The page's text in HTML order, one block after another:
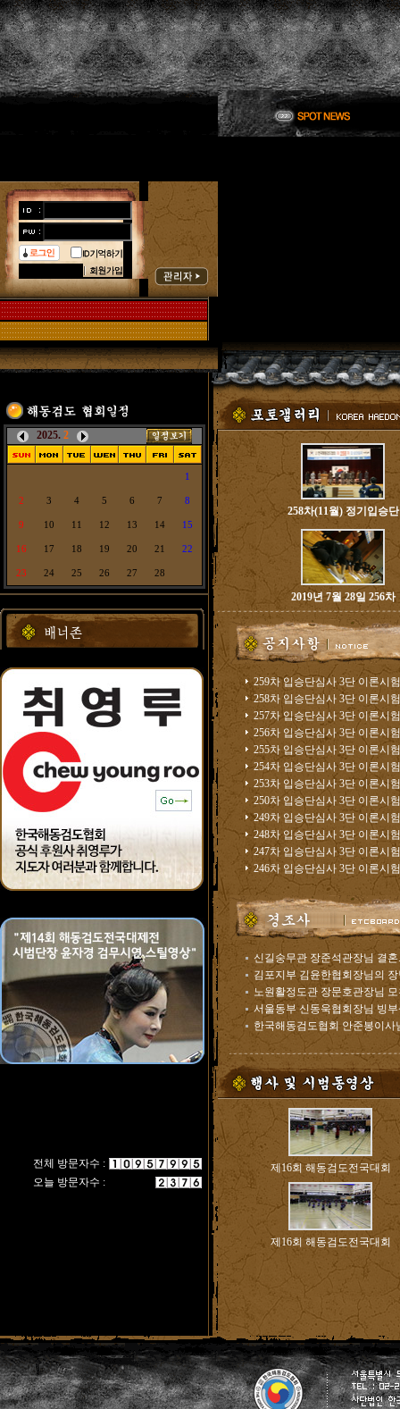
한국해
2025. 2
1
2 3 4 5 6 7 8
9 10 11 12 13 14 15
16 17 18 19 20 21 22
23 24 25 26 27 28
전체 방문자수 :
오늘 방문자수 :
258차(11월) 정기입승단
2019년 7월 28일 256차
259차 입승단심사 3단 이론시
258차 입승단심사 3단 이론시
257차 입승단심사 3단 이론시
256차 입승단심사 3단 이론시
255차 입승단심사 3단 이론시
254차 입승단심사 3단 이론시
253차 입승단심사 3단 이론시
250차 입승단심사 3단 이론시
249차 입승단심사 3단 이론시
248차 입승단심사 3단 이론시
247차 입승단심사 3단 이론시
246차 입승단심사 3단 이론시
신길숭무관 장준석관장님 결혼
김포지부 김윤한협회장님의 장
노원활정도관 장문호관장님
서울동부 신동욱협회장님 빙부
한국해동검도협회 안준봉이사
제16회 해동검도전국대회
제16회 해동검도전국대회